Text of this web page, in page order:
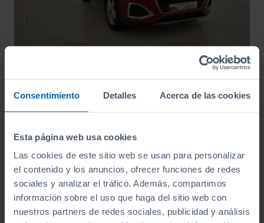
Consentimiento Detalles Acerca de las cookies
Esta página web usa cookies
Las cookies de este sitio web se usan para personalizar
el contenido y los anuncios, ofrecer funciones de redes
sociales y analizar el tráfico. Además, compartimos
información sobre el uso que haga del sitio web con
nuestros partners de redes sociales, publicidad y análisis
AUDI Q2
ADVANCED 30 TDI 85KW (116CV) S TRONIC
73.890 km
2023
Automático
Diésel
22.990 €
274
€/mes